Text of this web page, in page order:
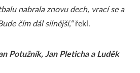
nabrala znovu dech, vrací se a
čím dál silnější,“řekl.
Potužník, Jan Pleticha a Luděk